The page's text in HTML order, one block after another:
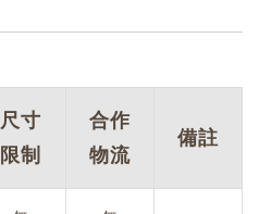
尺寸
限制
合作
物流
備註